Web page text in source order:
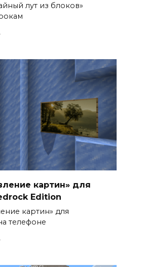
лут из блоков»
картин» для
Edition
картин» для
телефоне